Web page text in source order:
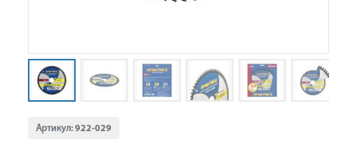
Артикул:922-029